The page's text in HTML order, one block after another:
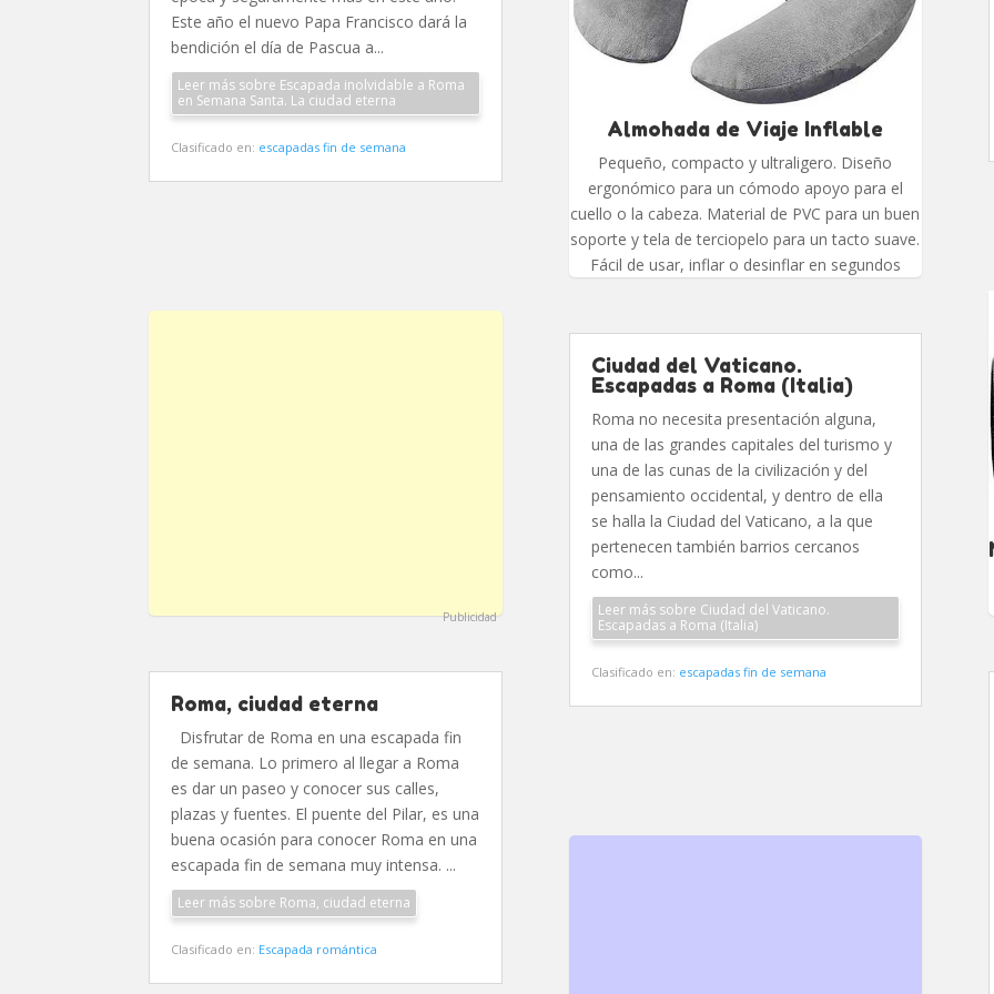
Este año el nuevo Papa Francisco dará la
bendición el día de Pascua a...
Leer más sobre Escapada inolvidable a Roma
en Semana Santa. La ciudad eterna
Clasificado en: escapadas fin de semana
Publicidad
Roma, ciudad eterna
Disfrutar de Roma en una escapada fin
de semana. Lo primero al llegar a Roma
es dar un paseo y conocer sus calles,
plazas y fuentes. El puente del Pilar, es una
buena ocasión para conocer Roma en una
escapada fin de semana muy intensa. ...
Leer más sobre Roma, ciudad eterna
Clasificado en: Escapada romántica
Almohada de Viaje Inflable
Pequeño, compacto y ultraligero. Diseño
ergonómico para un cómodo apoyo para el
cuello o la cabeza. Material de PVC para un buen
soporte y tela de terciopelo para un tacto suave.
Fácil de usar, inflar o desinflar en segundos
Ciudad del Vaticano.
Escapadas a Roma (Italia)
Roma no necesita presentación alguna,
una de las grandes capitales del turismo y
una de las cunas de la civilización y del
pensamiento occidental, y dentro de ella
se halla la Ciudad del Vaticano, a la que
pertenecen también barrios cercanos
como...
Leer más sobre Ciudad del Vaticano.
Escapadas a Roma (Italia)
Clasificado en: escapadas fin de semana